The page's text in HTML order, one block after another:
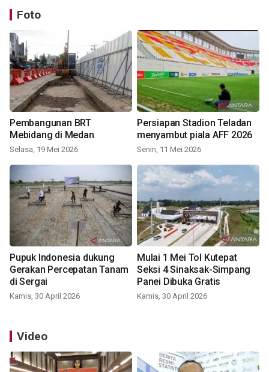
Foto
Pembangunan BRT
Mebidang di Medan
Selasa, 19 Mei 2026
Persiapan Stadion Teladan
menyambut piala AFF 2026
Senin, 11 Mei 2026
Pupuk Indonesia dukung
Gerakan Percepatan Tanam
di Sergai
Kamis, 30 April 2026
Mulai 1 Mei Tol Kutepat
Seksi 4 Sinaksak-Simpang
Panei Dibuka Gratis
Kamis, 30 April 2026
Video